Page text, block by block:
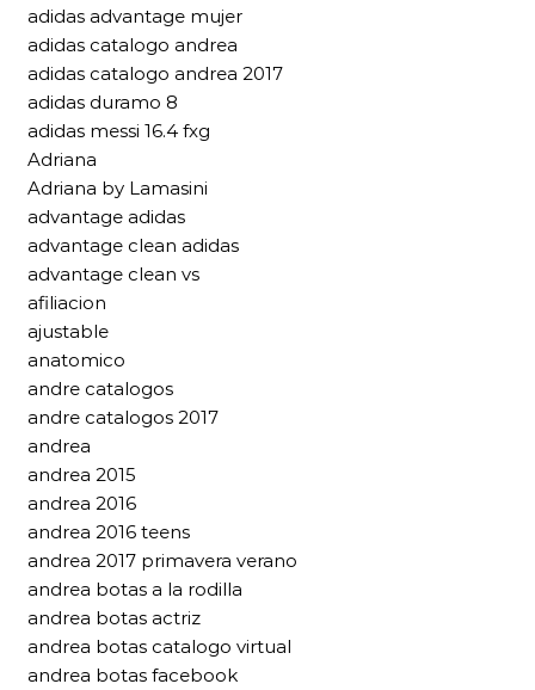
adidas advantage mujer
adidas catalogo andrea
adidas catalogo andrea 2017
adidas duramo 8
adidas messi 16.4 fxg
Adriana
Adriana by Lamasini
advantage adidas
advantage clean adidas
advantage clean vs
afiliacion
ajustable
anatomico
andre catalogos
andre catalogos 2017
andrea
andrea 2015
andrea 2016
andrea 2016 teens
andrea 2017 primavera verano
andrea botas a la rodilla
andrea botas actriz
andrea botas catalogo virtual
andrea botas facebook